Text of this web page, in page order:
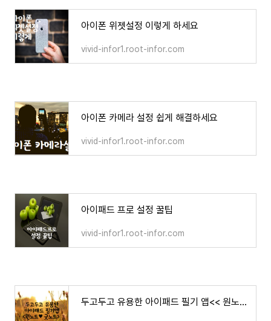
아이폰 위젯설정 이렇게 하세요
vivid-infor1.root-infor.com
아이폰 카메라 설정 쉽게 해결하세요
vivid-infor1.root-infor.com
아이패드 프로 설정 꿀팁
vivid-infor1.root-infor.com
두고두고 유용한 아이패드 필기 앱<< 원노트와 굿노트 >>